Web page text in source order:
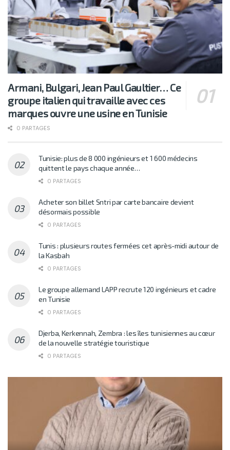
Armani, Bulgari, Jean Paul Gaultier… Ce
groupe italien qui travaille avec ces
marques ouvre une usine en Tunisie
0 PARTAGES
Tunisie: plus de 8 000 ingénieurs et 1 600 médecins
quittent le pays chaque année…
0 PARTAGES
Acheter son billet Sntri par carte bancaire devient
désormais possible
0 PARTAGES
Tunis : plusieurs routes fermées cet après-midi autour de
la Kasbah
0 PARTAGES
Le groupe allemand LAPP recrute 120 ingénieurs et cadre
en Tunisie
0 PARTAGES
Djerba, Kerkennah, Zembra : les îles tunisiennes au cœur
de la nouvelle stratégie touristique
0 PARTAGES